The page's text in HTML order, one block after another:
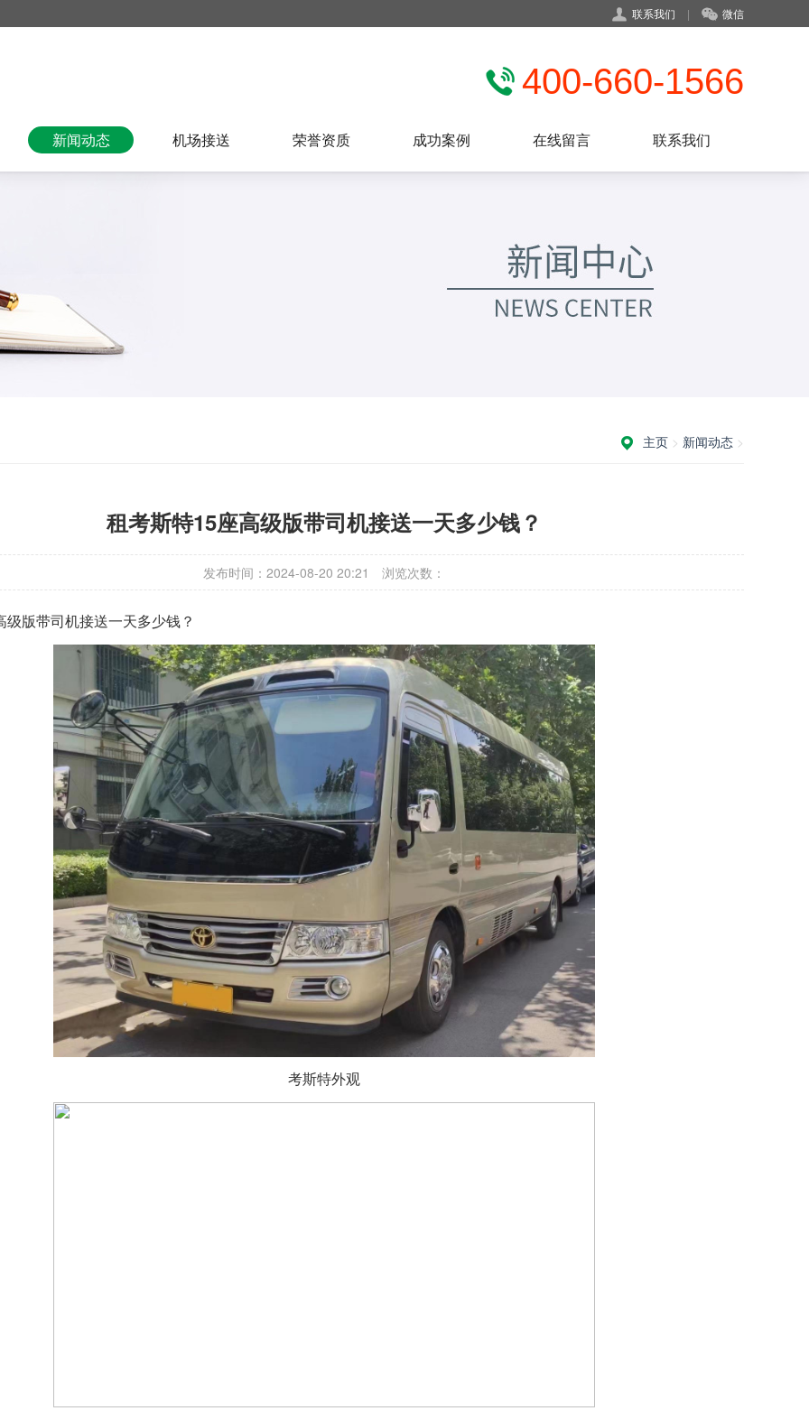
联系我们 | 微信
400-660-1566
新闻动态 机场接送 荣誉资质 成功案例 在线留言 联系我们
主页 > 新闻动态 >
租考斯特15座高级版带司机接送一天多少钱？
发布时间：2024-08-20 20:21 浏览次数：
级版带司机接送一天多少钱？
考斯特外观